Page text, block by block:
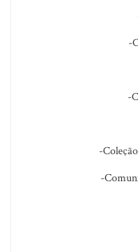
-
-
-
-